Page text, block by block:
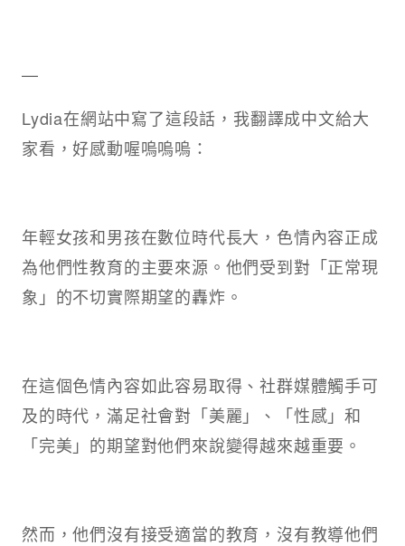
—
Lydia在網站中寫了這段話，我翻譯成中文給大
家看，好感動喔嗚嗚嗚：
年輕女孩和男孩在數位時代長大，色情內容正成
為他們性教育的主要來源。他們受到對「正常現
象」的不切實際期望的轟炸。
在這個色情內容如此容易取得、社群媒體觸手可
及的時代，滿足社會對「美麗」、「性感」和
「完美」的期望對他們來說變得越來越重要。
然而，他們沒有接受適當的教育，沒有教導他們